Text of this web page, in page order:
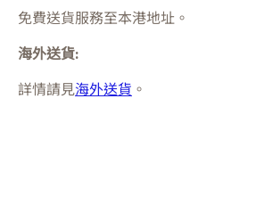
免費送貨服務至本港地址。
海外送貨:
詳情請見海外送貨 。